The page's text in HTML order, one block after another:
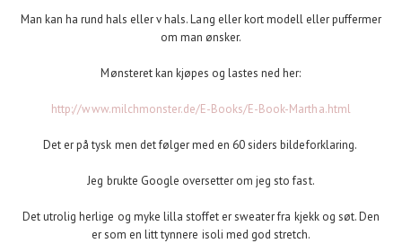
Man kan ha rund hals eller v hals. Lang eller kort modell eller puffermer
om man ønsker.
Mønsteret kan kjøpes og lastes ned her:
http://www.milchmonster.de/E-Books/E-Book-Martha.html
Det er på tysk men det følger med en 60 siders bildeforklaring.
Jeg brukte Google oversetter om jeg sto fast.
Det utrolig herlige og myke lilla stoffet er sweater fra kjekk og søt. Den
er som en litt tynnere isoli med god stretch.